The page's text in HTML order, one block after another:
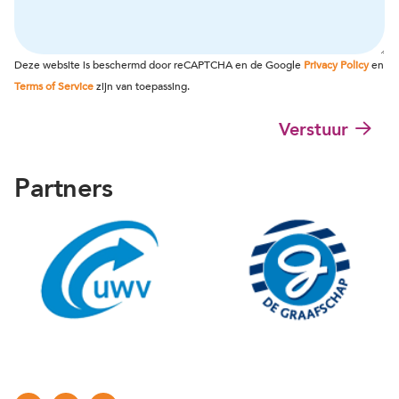
r
n
a
a
m
s
n
n
u
m
i
h
t
Deze website is beschermd door reCAPTCHA en de Google Privacy Policyen
Terms of Servicezijn van toepassing.
Verstuur
Partners